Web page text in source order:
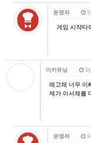
운영자 5
게임 시작타
미키유닝 5
레고체 너무 이
제가 이서체를
운영자 5